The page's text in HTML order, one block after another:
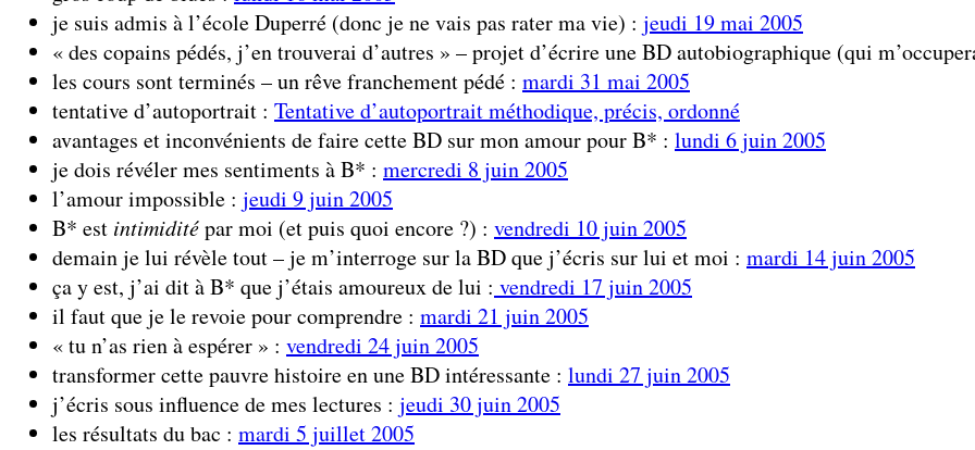
je suis admis à l’école Duperré (donc je ne vais pas rater ma vie) : jeudi 19 mai 2005
« des copains pédés, j’en trouverai d’autres » – projet d’écrire une BD autobiographique (qui
les cours sont terminés – un rêve franchement pédé : mardi 31 mai 2005
tentative d’autoportrait : Tentative d’autoportrait méthodique, précis, ordonné
avantages et inconvénients de faire cette BD sur mon amour pour B* : lundi 6 juin 2005
je dois révéler mes sentiments à B* : mercredi 8 juin 2005
l’amour impossible : jeudi 9 juin 2005
B* est intimiditépar moi (et puis quoi encore ?) : vendredi 10 juin 2005
demain je lui révèle tout – je m’interroge sur la BD que j’écris sur lui et moi : mardi 14 juin 2005
ça y est, j’ai dit à B* que j’étais amoureux de lui : vendredi 17 juin 2005
il faut que je le revoie pour comprendre : mardi 21 juin 2005
« tu n’as rien à espérer » : vendredi 24 juin 2005
transformer cette pauvre histoire en une BD intéressante : lundi 27 juin 2005
j’écris sous influence de mes lectures : jeudi 30 juin 2005
les résultats du bac : mardi 5 juillet 2005